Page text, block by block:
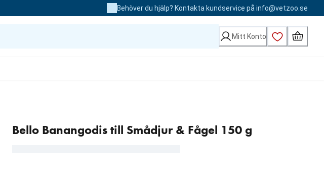
Behöver du hjälp? Kontakta kundservice på info@vetzoo.se
Mitt Konto
Bello Banangodis till Smådjur & Fågel 150 g